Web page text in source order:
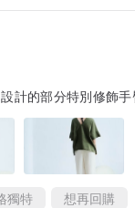
20:00
巷20號1F
）
計的部分特別修飾
獨特 想再回購